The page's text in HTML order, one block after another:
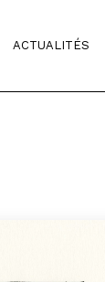
ACTUALITÉS